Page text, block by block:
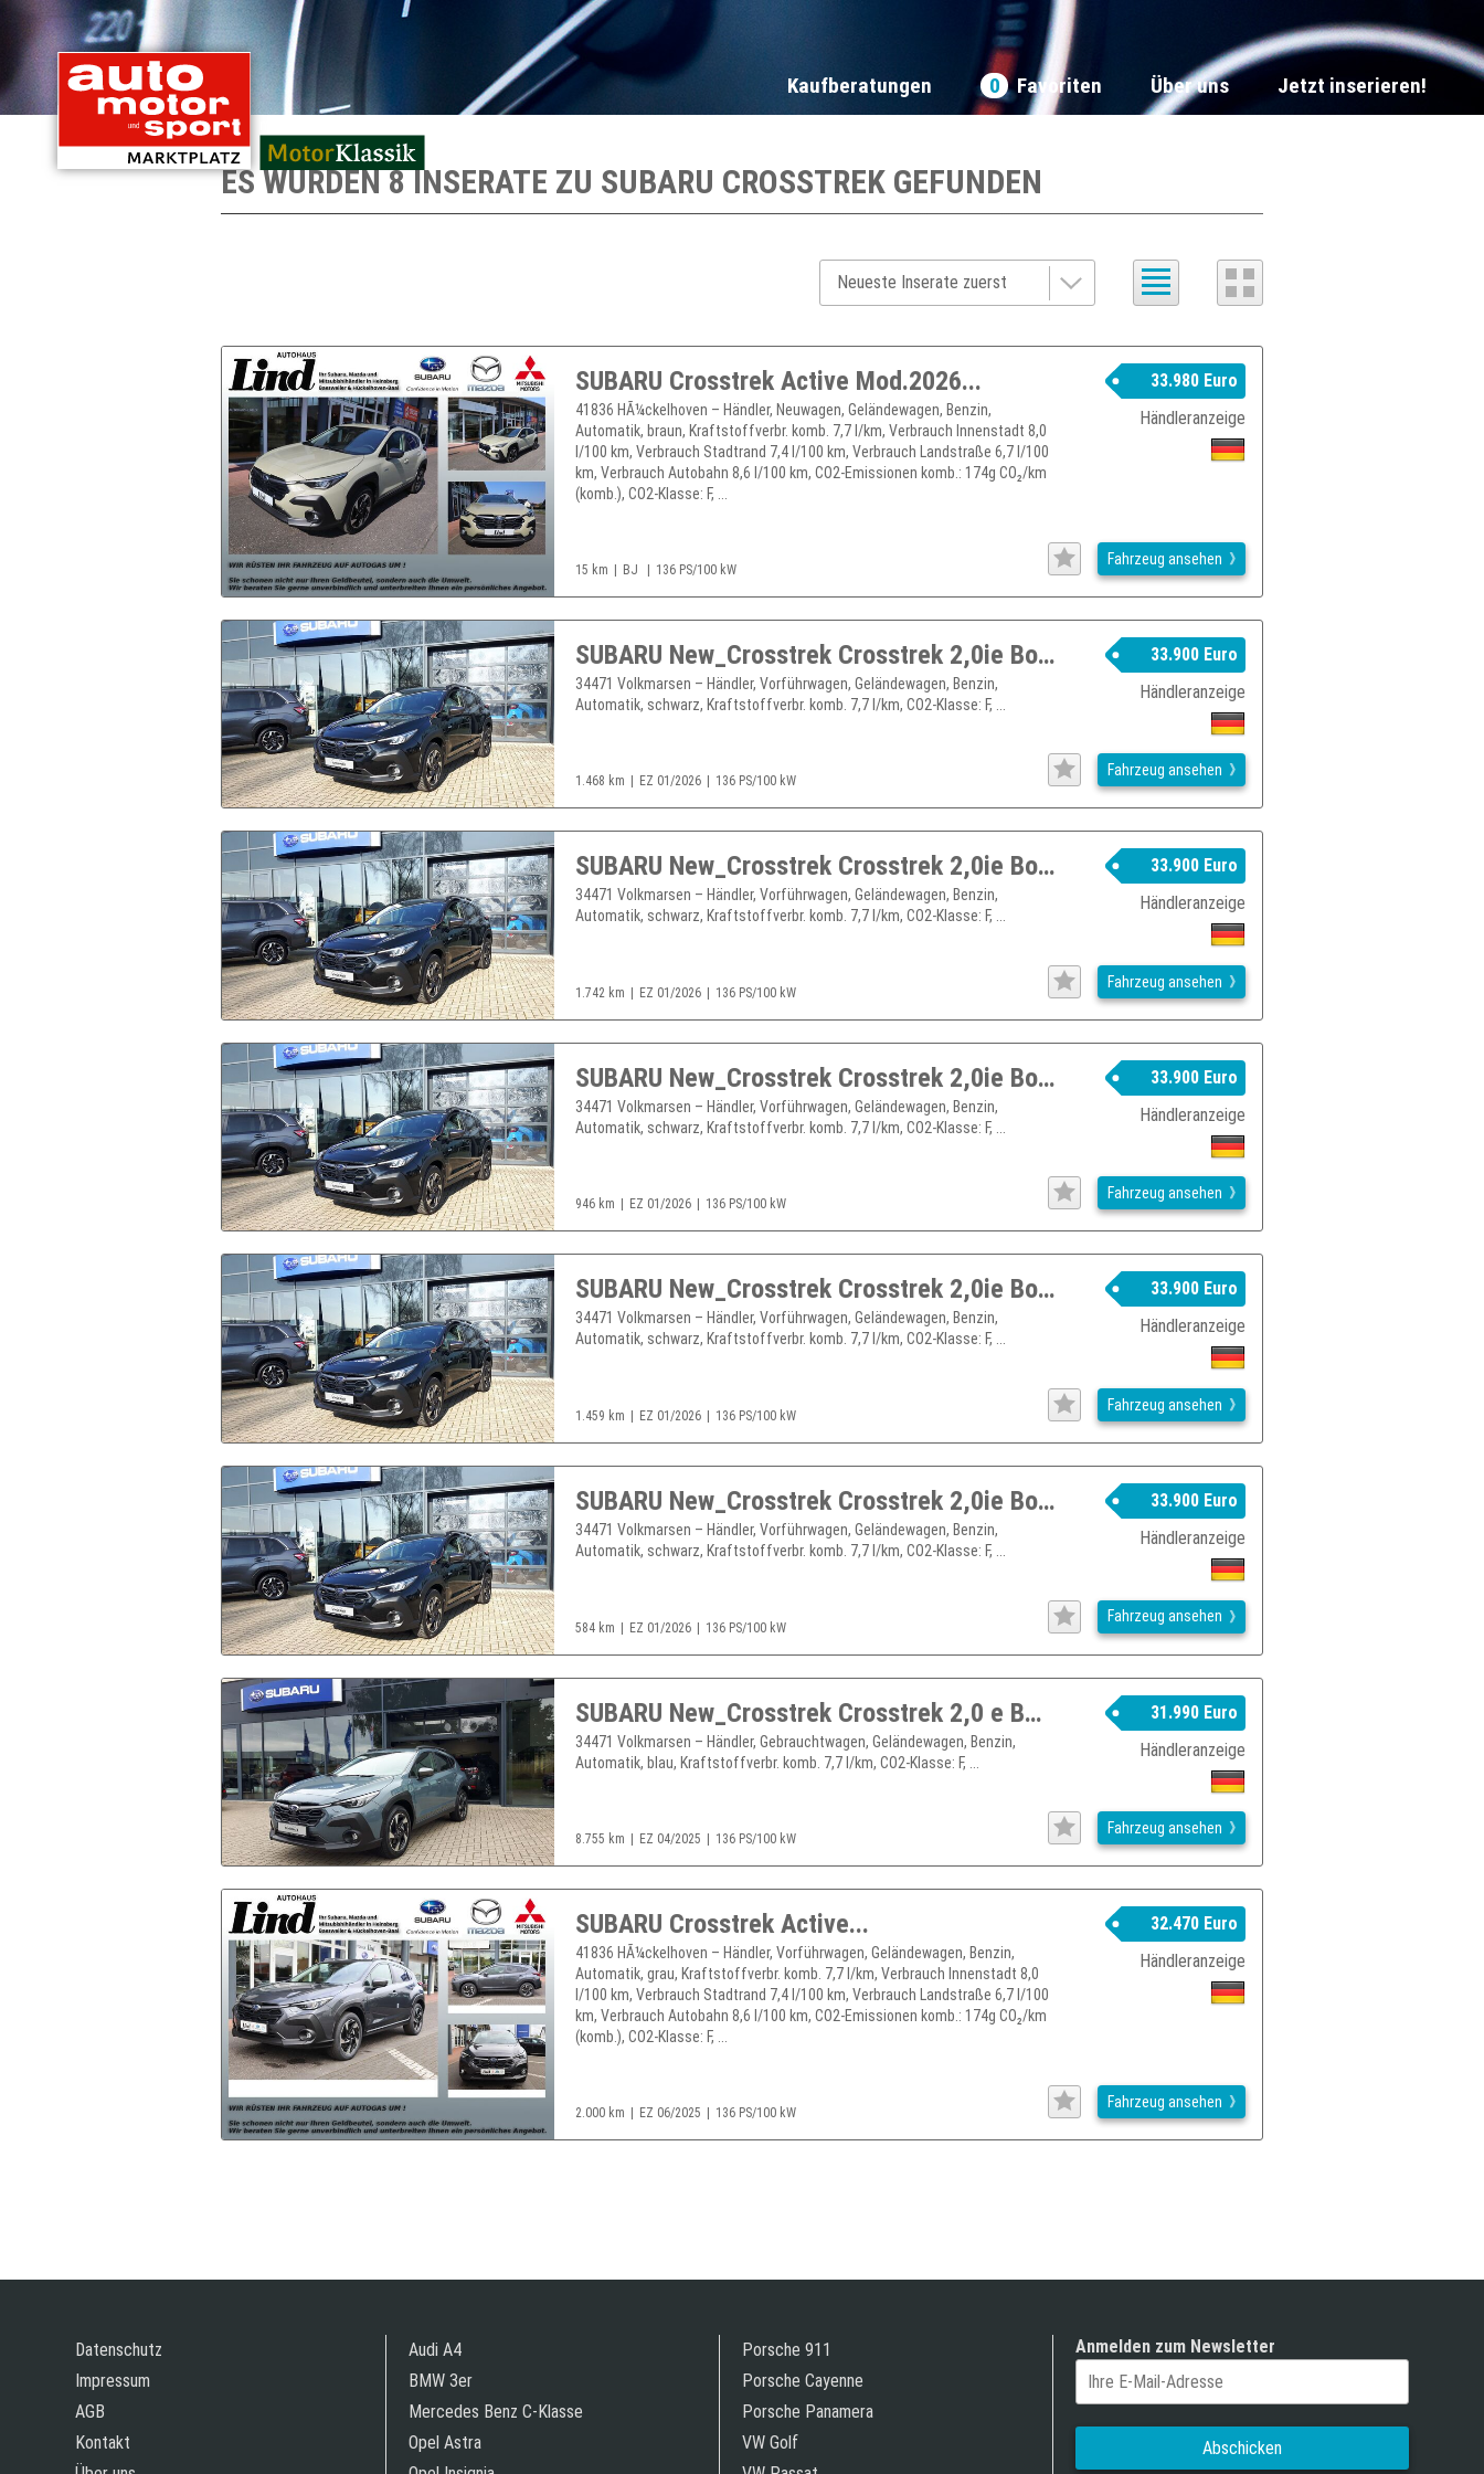
Kaufberatungen 0 Favoriten Über uns Jetzt inserieren!
ES WURDEN 8 INSERATE ZU SUBARU CROSSTREK GEFUNDEN
SUBARU Crosstrek Active Mod.2026...
41836 HÃ¼ckelhoven – Händler, Neuwagen, Geländewagen, Benzin,
Automatik, braun, Kraftstoffverbr. komb. 7,7 l/km, Verbrauch Innenstadt 8,0
l/100 km, Verbrauch Stadtrand 7,4 l/100 km, Verbrauch Landstraße 6,7 l/100
km, Verbrauch Autobahn 8,6 l/100 km, CO2-Emissionen komb.: 174g CO₂/km
(komb.), CO2-Klasse: F, ...
33.980 Euro
Händleranzeige
15 km BJ 136 PS/100 kW
Fahrzeug ansehen
SUBARU New_Crosstrek Crosstrek 2,0ie Boxer Comfort Lineartronic
34471 Volkmarsen – Händler, Vorführwagen, Geländewagen, Benzin,
Automatik, schwarz, Kraftstoffverbr. komb. 7,7 l/km, CO2-Klasse: F, ...
33.900 Euro
Händleranzeige
1.468 km EZ 01/2026 136 PS/100 kW
Fahrzeug ansehen
SUBARU New_Crosstrek Crosstrek 2,0ie Boxer Comfort Lineartronic
34471 Volkmarsen – Händler, Vorführwagen, Geländewagen, Benzin,
Automatik, schwarz, Kraftstoffverbr. komb. 7,7 l/km, CO2-Klasse: F, ...
33.900 Euro
Händleranzeige
1.742 km EZ 01/2026 136 PS/100 kW
Fahrzeug ansehen
SUBARU New_Crosstrek Crosstrek 2,0ie Boxer Comfort Lineartronic
34471 Volkmarsen – Händler, Vorführwagen, Geländewagen, Benzin,
Automatik, schwarz, Kraftstoffverbr. komb. 7,7 l/km, CO2-Klasse: F, ...
33.900 Euro
Händleranzeige
946 km EZ 01/2026 136 PS/100 kW
Fahrzeug ansehen
SUBARU New_Crosstrek Crosstrek 2,0ie Boxer Comfort Lineartronic
34471 Volkmarsen – Händler, Vorführwagen, Geländewagen, Benzin,
Automatik, schwarz, Kraftstoffverbr. komb. 7,7 l/km, CO2-Klasse: F, ...
33.900 Euro
Händleranzeige
1.459 km EZ 01/2026 136 PS/100 kW
Fahrzeug ansehen
SUBARU New_Crosstrek Crosstrek 2,0ie Boxer Comfort Lineartronic
34471 Volkmarsen – Händler, Vorführwagen, Geländewagen, Benzin,
Automatik, schwarz, Kraftstoffverbr. komb. 7,7 l/km, CO2-Klasse: F, ...
33.900 Euro
Händleranzeige
584 km EZ 01/2026 136 PS/100 kW
Fahrzeug ansehen
SUBARU New_Crosstrek Crosstrek 2,0 e BOXER Comfort Lineartronic
34471 Volkmarsen – Händler, Gebrauchtwagen, Geländewagen, Benzin,
Automatik, blau, Kraftstoffverbr. komb. 7,7 l/km, CO2-Klasse: F, ...
31.990 Euro
Händleranzeige
8.755 km EZ 04/2025 136 PS/100 kW
Fahrzeug ansehen
SUBARU Crosstrek Active...
41836 HÃ¼ckelhoven – Händler, Vorführwagen, Geländewagen, Benzin,
Automatik, grau, Kraftstoffverbr. komb. 7,7 l/km, Verbrauch Innenstadt 8,0
l/100 km, Verbrauch Stadtrand 7,4 l/100 km, Verbrauch Landstraße 6,7 l/100
km, Verbrauch Autobahn 8,6 l/100 km, CO2-Emissionen komb.: 174g CO₂/km
(komb.), CO2-Klasse: F, ...
32.470 Euro
Händleranzeige
2.000 km EZ 06/2025 136 PS/100 kW
Fahrzeug ansehen
Datenschutz
Impressum
AGB
Kontakt
Audi A4
BMW 3er
Mercedes Benz C-Klasse
Opel Astra
Porsche 911
Porsche Cayenne
Porsche Panamera
VW Golf
Anmelden zum Newsletter